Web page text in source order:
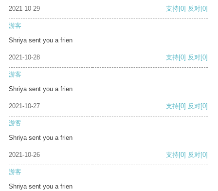
2021-10-29 支持[0] 反对[0]
游客
Shriya sent you a frien
2021-10-28 支持[0] 反对[0]
游客
Shriya sent you a frien
2021-10-27 支持[0] 反对[0]
游客
Shriya sent you a frien
2021-10-26 支持[0] 反对[0]
游客
Shriya sent you a frien